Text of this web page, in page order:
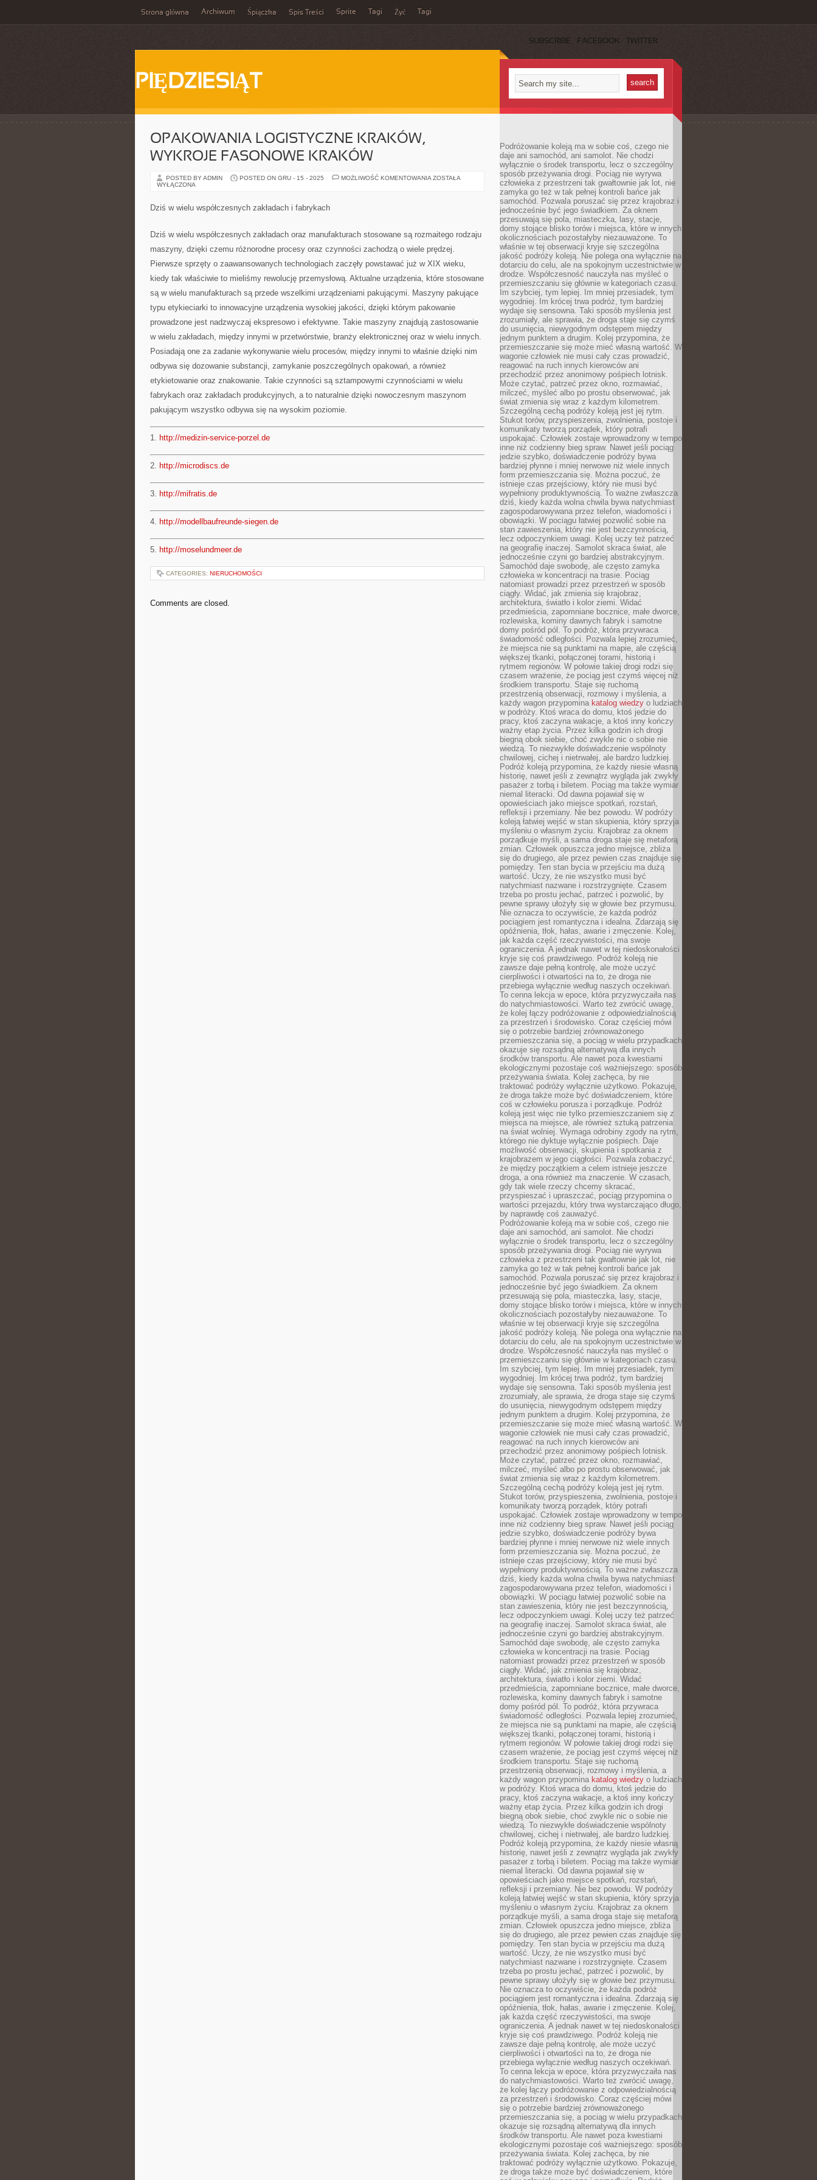
Strona główna Archiwum Śpiączka Spis Treści Sprite Tagi Żyć Tagi
SUBSCRIBE FACEBOOK TWITTER
PIĘDZIESIĄT
OPAKOWANIA LOGISTYCZNE KRAKÓW,
WYKROJE FASONOWE KRAKÓW
POSTED BY ADMIN POSTED ON GRU - 15 - 2025 MOŻLIWOŚĆ KOMENTOWANIA OPAKOWANIA
ZOSTAŁA
WYŁĄCZONA
Dziś w wielu współczesnych zakładach i fabrykach
Dziś w wielu współczesnych zakładach oraz manufakturach stosowane są rozmaitego rodzaju
maszyny, dzięki czemu różnorodne procesy oraz czynności zachodzą o wiele prędzej.
Pierwsze sprzęty o zaawansowanych technologiach zaczęły powstawać już w XIX wieku,
kiedy tak właściwie to mieliśmy rewolucję przemysłową. Aktualne urządzenia, które stosowane
są w wielu manufakturach są przede wszelkimi urządzeniami pakującymi. Maszyny pakujące
typu etykieciarki to innowacyjne urządzenia wysokiej jakości, dzięki którym pakowanie
prowadzone jest nadzwyczaj ekspresowo i efektywne. Takie maszyny znajdują zastosowanie
w wielu zakładach, między innymi w przetwórstwie, branży elektronicznej oraz w wielu innych.
Posiadają one za zadanie wykonywanie wielu procesów, między innymi to właśnie dzięki nim
odbywa się dozowanie substancji, zamykanie poszczególnych opakowań, a również
etykietowanie oraz znakowanie. Takie czynności są sztampowymi czynnościami w wielu
fabrykach oraz zakładach produkcyjnych, a to naturalnie dzięki nowoczesnym maszynom
pakującym wszystko odbywa się na wysokim poziomie.
1. http://medizin-service-porzel.de
2. http://microdiscs.de
3. http://mifratis.de
4. http://modellbaufreunde-siegen.de
5. http://moselundmeer.de
CATEGORIES: NIERUCHOMOŚCI
Comments are closed.
Podróżowanie koleją ma w sobie coś, czego nie
daje ani samochód, ani samolot. Nie chodzi
wyłącznie o środek transportu, lecz o szczególny
sposób przeżywania drogi. Pociąg nie wyrywa
człowieka z przestrzeni tak gwałtownie jak lot, nie
zamyka go też w tak pełnej kontroli bańce jak
samochód. Pozwala poruszać się przez krajobraz i
jednocześnie być jego świadkiem. Za oknem
przesuwają się pola, miasteczka, lasy, stacje,
domy stojące blisko torów i miejsca, które w innych
okolicznościach pozostałyby niezauważone. To
właśnie w tej obserwacji kryje się szczególna
jakość podróży koleją. Nie polega ona wyłącznie na
dotarciu do celu, ale na spokojnym uczestnictwie w
drodze. Współczesność nauczyła nas myśleć o
przemieszczaniu się głównie w kategoriach czasu.
Im szybciej, tym lepiej. Im mniej przesiadek, tym
wygodniej. Im krócej trwa podróż, tym bardziej
wydaje się sensowna. Taki sposób myślenia jest
zrozumiały, ale sprawia, że droga staje się czymś
do usunięcia, niewygodnym odstępem między
jednym punktem a drugim. Kolej przypomina, że
przemieszczanie się może mieć własną wartość. W
wagonie człowiek nie musi cały czas prowadzić,
reagować na ruch innych kierowców ani
przechodzić przez anonimowy pośpiech lotnisk.
Może czytać, patrzeć przez okno, rozmawiać,
milczeć, myśleć albo po prostu obserwować, jak
świat zmienia się wraz z każdym kilometrem.
Szczególną cechą podróży koleją jest jej rytm.
Stukot torów, przyspieszenia, zwolnienia, postoje i
komunikaty tworzą porządek, który potrafi
uspokajać. Człowiek zostaje wprowadzony w tempo
inne niż codzienny bieg spraw. Nawet jeśli pociąg
jedzie szybko, doświadczenie podróży bywa
bardziej płynne i mniej nerwowe niż wiele innych
form przemieszczania się. Można poczuć, że
istnieje czas przejściowy, który nie musi być
wypełniony produktywnością. To ważne zwłaszcza
dziś, kiedy każda wolna chwila bywa natychmiast
zagospodarowywana przez telefon, wiadomości i
obowiązki. W pociągu łatwiej pozwolić sobie na
stan zawieszenia, który nie jest bezczynnością,
lecz odpoczynkiem uwagi. Kolej uczy też patrzeć
na geografię inaczej. Samolot skraca świat, ale
jednocześnie czyni go bardziej abstrakcyjnym.
Samochód daje swobodę, ale często zamyka
człowieka w koncentracji na trasie. Pociąg
natomiast prowadzi przez przestrzeń w sposób
ciągły. Widać, jak zmienia się krajobraz,
architektura, światło i kolor ziemi. Widać
przedmieścia, zapomniane bocznice, małe dworce,
rozlewiska, kominy dawnych fabryk i samotne
domy pośród pól. To podróż, która przywraca
świadomość odległości. Pozwala lepiej zrozumieć,
że miejsca nie są punktami na mapie, ale częścią
większej tkanki, połączonej torami, historią i
rytmem regionów. W połowie takiej drogi rodzi się
czasem wrażenie, że pociąg jest czymś więcej niż
środkiem transportu. Staje się ruchomą
przestrzenią obserwacji, rozmowy i myślenia, a
każdy wagon przypomina katalog wiedzy o ludziach
w podróży. Ktoś wraca do domu, ktoś jedzie do
pracy, ktoś zaczyna wakacje, a ktoś inny kończy
ważny etap życia. Przez kilka godzin ich drogi
biegną obok siebie, choć zwykle nic o sobie nie
wiedzą. To niezwykłe doświadczenie wspólnoty
chwilowej, cichej i nietrwałej, ale bardzo ludzkiej.
Podróż koleją przypomina, że każdy niesie własną
historię, nawet jeśli z zewnątrz wygląda jak zwykły
pasażer z torbą i biletem. Pociąg ma także wymiar
niemal literacki. Od dawna pojawiał się w
opowieściach jako miejsce spotkań, rozstań,
refleksji i przemiany. Nie bez powodu. W podróży
koleją łatwiej wejść w stan skupienia, który sprzyja
myśleniu o własnym życiu. Krajobraz za oknem
porządkuje myśli, a sama droga staje się metaforą
zmian. Człowiek opuszcza jedno miejsce, zbliża
się do drugiego, ale przez pewien czas znajduje się
pomiędzy. Ten stan bycia w przejściu ma dużą
wartość. Uczy, że nie wszystko musi być
natychmiast nazwane i rozstrzygnięte. Czasem
trzeba po prostu jechać, patrzeć i pozwolić, by
pewne sprawy ułożyły się w głowie bez przymusu.
Nie oznacza to oczywiście, że każda podróż
pociągiem jest romantyczna i idealna. Zdarzają się
opóźnienia, tłok, hałas, awarie i zmęczenie. Kolej,
jak każda część rzeczywistości, ma swoje
ograniczenia. A jednak nawet w tej niedoskonałości
kryje się coś prawdziwego. Podróż koleją nie
zawsze daje pełną kontrolę, ale może uczyć
cierpliwości i otwartości na to, że droga nie
przebiega wyłącznie według naszych oczekiwań.
To cenna lekcja w epoce, która przyzwyczaiła nas
do natychmiastowości. Warto też zwrócić uwagę,
że kolej łączy podróżowanie z odpowiedzialnością
za przestrzeń i środowisko. Coraz częściej mówi
się o potrzebie bardziej zrównoważonego
przemieszczania się, a pociąg w wielu przypadkach
okazuje się rozsądną alternatywą dla innych
środków transportu. Ale nawet poza kwestiami
ekologicznymi pozostaje coś ważniejszego: sposób
przeżywania świata. Kolej zachęca, by nie
traktować podróży wyłącznie użytkowo. Pokazuje,
że droga także może być doświadczeniem, które
coś w człowieku porusza i porządkuje. Podróż
koleją jest więc nie tylko przemieszczaniem się z
miejsca na miejsce, ale również sztuką patrzenia
na świat wolniej. Wymaga odrobiny zgody na rytm,
którego nie dyktuje wyłącznie pośpiech. Daje
możliwość obserwacji, skupienia i spotkania z
krajobrazem w jego ciągłości. Pozwala zobaczyć,
że między początkiem a celem istnieje jeszcze
droga, a ona również ma znaczenie. W czasach,
gdy tak wiele rzeczy chcemy skracać,
przyspieszać i upraszczać, pociąg przypomina o
wartości przejazdu, który trwa wystarczająco długo,
by naprawdę coś zauważyć.
Podróżowanie koleją ma w sobie coś, czego nie
daje ani samochód, ani samolot. Nie chodzi
wyłącznie o środek transportu, lecz o szczególny
sposób przeżywania drogi. Pociąg nie wyrywa
człowieka z przestrzeni tak gwałtownie jak lot, nie
zamyka go też w tak pełnej kontroli bańce jak
samochód. Pozwala poruszać się przez krajobraz i
jednocześnie być jego świadkiem. Za oknem
przesuwają się pola, miasteczka, lasy, stacje,
domy stojące blisko torów i miejsca, które w innych
okolicznościach pozostałyby niezauważone. To
właśnie w tej obserwacji kryje się szczególna
jakość podróży koleją. Nie polega ona wyłącznie na
dotarciu do celu, ale na spokojnym uczestnictwie w
drodze. Współczesność nauczyła nas myśleć o
przemieszczaniu się głównie w kategoriach czasu.
Im szybciej, tym lepiej. Im mniej przesiadek, tym
wygodniej. Im krócej trwa podróż, tym bardziej
wydaje się sensowna. Taki sposób myślenia jest
zrozumiały, ale sprawia, że droga staje się czymś
do usunięcia, niewygodnym odstępem między
jednym punktem a drugim. Kolej przypomina, że
przemieszczanie się może mieć własną wartość. W
wagonie człowiek nie musi cały czas prowadzić,
reagować na ruch innych kierowców ani
przechodzić przez anonimowy pośpiech lotnisk.
Może czytać, patrzeć przez okno, rozmawiać,
milczeć, myśleć albo po prostu obserwować, jak
świat zmienia się wraz z każdym kilometrem.
Szczególną cechą podróży koleją jest jej rytm.
Stukot torów, przyspieszenia, zwolnienia, postoje i
komunikaty tworzą porządek, który potrafi
uspokajać. Człowiek zostaje wprowadzony w tempo
inne niż codzienny bieg spraw. Nawet jeśli pociąg
jedzie szybko, doświadczenie podróży bywa
bardziej płynne i mniej nerwowe niż wiele innych
form przemieszczania się. Można poczuć, że
istnieje czas przejściowy, który nie musi być
wypełniony produktywnością. To ważne zwłaszcza
dziś, kiedy każda wolna chwila bywa natychmiast
zagospodarowywana przez telefon, wiadomości i
obowiązki. W pociągu łatwiej pozwolić sobie na
stan zawieszenia, który nie jest bezczynnością,
lecz odpoczynkiem uwagi. Kolej uczy też patrzeć
na geografię inaczej. Samolot skraca świat, ale
jednocześnie czyni go bardziej abstrakcyjnym.
Samochód daje swobodę, ale często zamyka
człowieka w koncentracji na trasie. Pociąg
natomiast prowadzi przez przestrzeń w sposób
ciągły. Widać, jak zmienia się krajobraz,
architektura, światło i kolor ziemi. Widać
przedmieścia, zapomniane bocznice, małe dworce,
rozlewiska, kominy dawnych fabryk i samotne
domy pośród pól. To podróż, która przywraca
świadomość odległości. Pozwala lepiej zrozumieć,
że miejsca nie są punktami na mapie, ale częścią
większej tkanki, połączonej torami, historią i
rytmem regionów. W połowie takiej drogi rodzi się
czasem wrażenie, że pociąg jest czymś więcej niż
środkiem transportu. Staje się ruchomą
przestrzenią obserwacji, rozmowy i myślenia, a
każdy wagon przypomina katalog wiedzy o ludziach
w podróży. Ktoś wraca do domu, ktoś jedzie do
pracy, ktoś zaczyna wakacje, a ktoś inny kończy
ważny etap życia. Przez kilka godzin ich drogi
biegną obok siebie, choć zwykle nic o sobie nie
wiedzą. To niezwykłe doświadczenie wspólnoty
chwilowej, cichej i nietrwałej, ale bardzo ludzkiej.
Podróż koleją przypomina, że każdy niesie własną
historię, nawet jeśli z zewnątrz wygląda jak zwykły
pasażer z torbą i biletem. Pociąg ma także wymiar
niemal literacki. Od dawna pojawiał się w
opowieściach jako miejsce spotkań, rozstań,
refleksji i przemiany. Nie bez powodu. W podróży
koleją łatwiej wejść w stan skupienia, który sprzyja
myśleniu o własnym życiu. Krajobraz za oknem
porządkuje myśli, a sama droga staje się metaforą
zmian. Człowiek opuszcza jedno miejsce, zbliża
się do drugiego, ale przez pewien czas znajduje się
pomiędzy. Ten stan bycia w przejściu ma dużą
wartość. Uczy, że nie wszystko musi być
natychmiast nazwane i rozstrzygnięte. Czasem
trzeba po prostu jechać, patrzeć i pozwolić, by
pewne sprawy ułożyły się w głowie bez przymusu.
Nie oznacza to oczywiście, że każda podróż
pociągiem jest romantyczna i idealna. Zdarzają się
opóźnienia, tłok, hałas, awarie i zmęczenie. Kolej,
jak każda część rzeczywistości, ma swoje
ograniczenia. A jednak nawet w tej niedoskonałości
kryje się coś prawdziwego. Podróż koleją nie
zawsze daje pełną kontrolę, ale może uczyć
cierpliwości i otwartości na to, że droga nie
przebiega wyłącznie według naszych oczekiwań.
To cenna lekcja w epoce, która przyzwyczaiła nas
do natychmiastowości. Warto też zwrócić uwagę,
że kolej łączy podróżowanie z odpowiedzialnością
za przestrzeń i środowisko. Coraz częściej mówi
się o potrzebie bardziej zrównoważonego
przemieszczania się, a pociąg w wielu przypadkach
okazuje się rozsądną alternatywą dla innych
środków transportu. Ale nawet poza kwestiami
ekologicznymi pozostaje coś ważniejszego: sposób
przeżywania świata. Kolej zachęca, by nie
traktować podróży wyłącznie użytkowo. Pokazuje,
że droga także może być doświadczeniem, które